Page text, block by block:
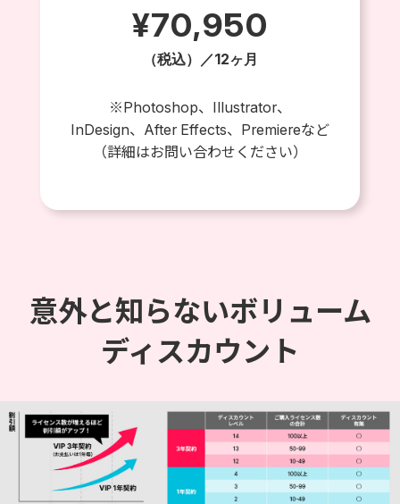
¥70,950
（税込）／12ヶ月
※Photoshop、Illustrator、
InDesign、After Effects、 Premiereなど
（詳細はお問い合わせください）
意外と知らないボリューム
ディスカウント